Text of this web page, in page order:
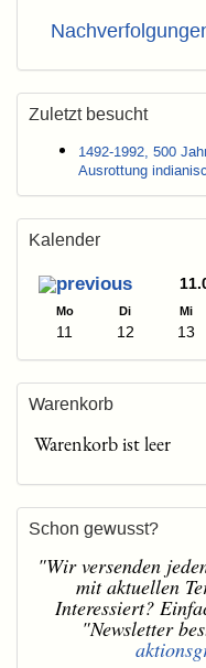
Zuletzt besucht
1492-1992, 500
Ausrottung
Kalender
Mo Di Mi
11 12 13
Warenkorb
Warenkorb ist leer
Schon gewusst?
"Wir versenden
mit aktuellen
Interessiert?
"Newsletter